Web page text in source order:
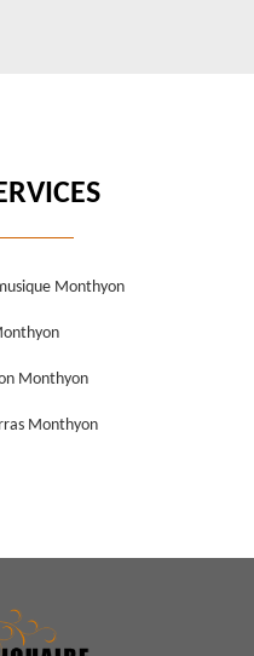
Monthyon
Monthyon
Monthyon